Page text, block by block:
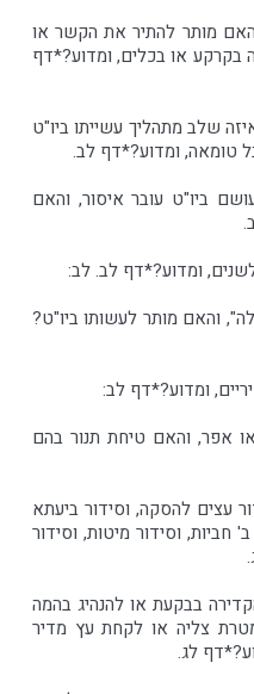
מותר להתיר את הקשר או
בקרקע או בכלים, ומדוע?*דף
שלב מתהליך עשייתו ביו"ט
טומאה, ומדוע?*דף לב.
ביו"ט עובר איסור, והאם
ומדוע?*דף לב. לב:
והאם מותר לעשותו ביו"ט?
ומדוע?*דף לב:
אפר, והאם טיחת תנור בהם
עצים להסקה, וסידור ביעתא
וסידור מיטות, וסידור
בבקעת או להנהיג בהמה
צליה או לקחת עץ מדיר
לג.